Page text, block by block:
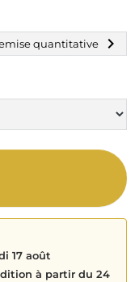
quantitative chevron_right
17 août
à partir du 24